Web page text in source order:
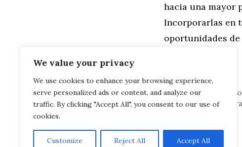
We value your privacy
We use cookies to enhance your browsing experience,
serve personalized ads or content, and analyze our
traffic. By clicking "Accept All", you consent to our use of
cookies.
Customize Reject All Accept All
hacia una mayor
Incorporarlas en
oportunidades
Categorías
Familia,General
Mantras
Guía Práctica